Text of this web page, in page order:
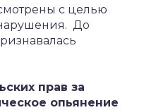
с целью
До
прав за
опьянение